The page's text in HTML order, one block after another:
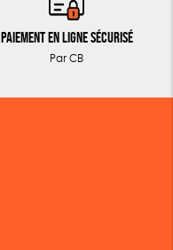
Paiement en ligne sécurisé
Par CB